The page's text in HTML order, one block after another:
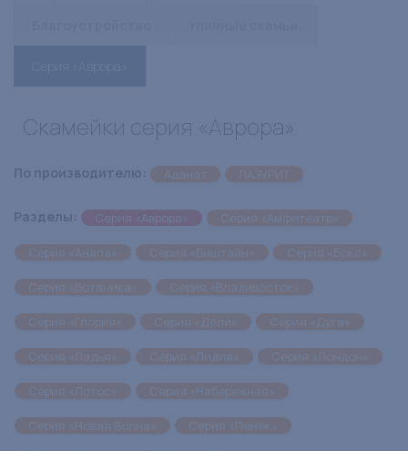
Скамейки серия «Аврора»
По производителю: Аданат ЛАЗУРИТ
Разделы: Серия «Аврора» Серия «Амфитеатр»
Серия «Анапа» Серия «Биштайн» Серия «Бокс»
Серия «Ботаника» Серия «Владивосток»
Серия «Глория» Серия «Дели» Серия «Дуга»
Серия «Ладья» Серия «Лидия» Серия «Лондон»
Серия «Лотос» Серия «Набережная»
Серия «Новая Волна» Серия «Пенек»